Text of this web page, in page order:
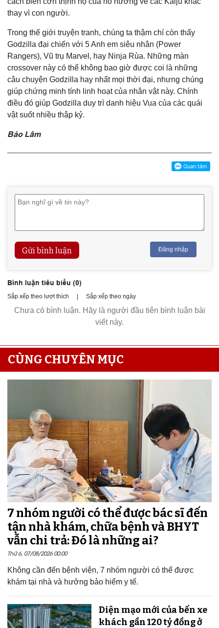
thay vì con người.
Trong thế giới truyện tranh, chúng ta thậm chí còn thấy
Godzilla đại chiến với 5 Anh em siêu nhân (Power
Rangers), Vũ trụ Marvel, hay Ninja Rùa. Những màn
crossover này có thể không bao giờ được coi là những
câu chuyện Godzilla hay nhất mọi thời đại, nhưng chúng
giúp chứng minh tính linh hoạt của nhân vật này. Chính
điều đó giúp Godzilla duy trì danh hiệu Vua của các quái
vật suốt nhiều thập kỷ.
Bảo Lâm
Gửi bình luận Đăng nhập
Bình luận tiêu biểu (0)
Sắp xếp theo lượt thích Sắp xếp theo ngày
Chưa có bình luận. Hãy là người đầu tiên bình luận bài
viết này.
CÙNG CHUYÊN MỤC
7 nhóm người có thể được bác sĩ đến
tận nhà khám, chữa bệnh và BHYT
vẫn chi trả: Đó là những ai?
Thứ 6, 07/08/2026 00:00
Không cần đến bệnh viện, 7 nhóm người có thể được
khám tại nhà và hưởng bảo hiểm y tế.
Diện mạo mới của bến xe
khách gần 120 tỷ đồng ở